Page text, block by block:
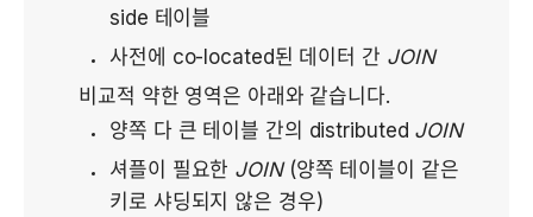
side 테이블
사전에 co-located된 데이터 간 JOIN
비교적 약한 영역은 아래와 같습니다.
양쪽 다 큰 테이블 간의 distributed JOIN
셔플이 필요한 JOIN (양쪽 테이블이 같은
키로 샤딩되지 않은 경우)